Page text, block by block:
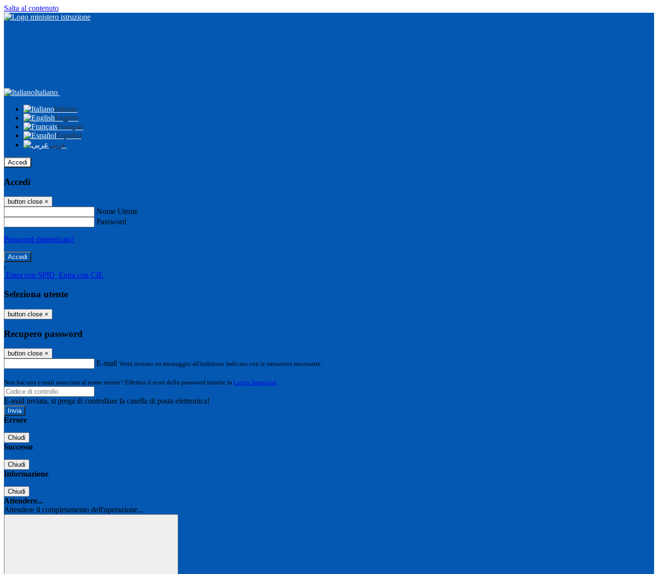
Salta al contenuto
Italiano
Italiano
English
Français
Español
عربى
Accedi
Accedi
button close ×
Nome Utente
Password
Password dimenticata?
-
Entra con SPID Entra con CIE
Seleziona utente
button close ×
Recupero password
button close ×
E-mail Verrà inviato un messaggio all'indirizzo indicato con le istruzioni necessarie.
Non hai una e-mail associata al nome utente? Effettua il reset della password tramite la Login Spaggiari
E-mail inviata, si prega di controllare la casella di posta elettronica!
Errore
Chiudi
Successo
Chiudi
Informazione
Chiudi
Attendere...
Attendere il completamento dell'operazione...